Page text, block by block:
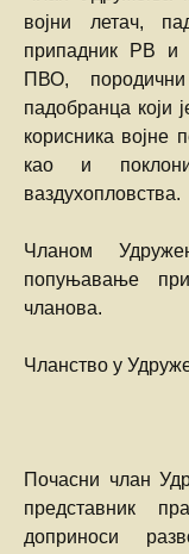
војни летач,
припадник РВ и
ПВО,
падобранца који
корисника војне
као и
ваздухопловства.
Чланом
попуњавање
чланова.
Чланство у
Почасни члан
представник
доприноси